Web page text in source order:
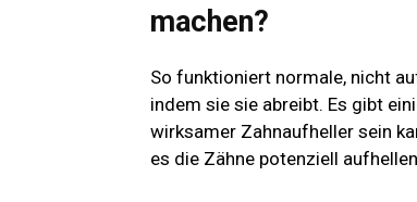
machen?
So funktioniert normale, nicht
indem sie sie abreibt. Es gibt
wirksamer Zahnaufheller sein
es die Zähne potenziell